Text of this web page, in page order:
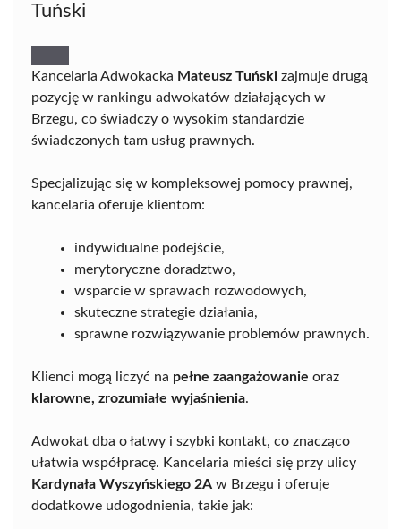
Tuński
Kancelaria Adwokacka Mateusz Tuński zajmuje drugą
pozycję w rankingu adwokatów działających w
Brzegu, co świadczy o wysokim standardzie
świadczonych tam usług prawnych.
Specjalizując się w kompleksowej pomocy prawnej,
kancelaria oferuje klientom:
indywidualne podejście,
merytoryczne doradztwo,
wsparcie w sprawach rozwodowych,
skuteczne strategie działania,
sprawne rozwiązywanie problemów prawnych.
Klienci mogą liczyć na pełne zaangażowanie oraz
klarowne, zrozumiałe wyjaśnienia.
Adwokat dba o łatwy i szybki kontakt, co znacząco
ułatwia współpracę. Kancelaria mieści się przy ulicy
Kardynała Wyszyńskiego 2A w Brzegu i oferuje
dodatkowe udogodnienia, takie jak: